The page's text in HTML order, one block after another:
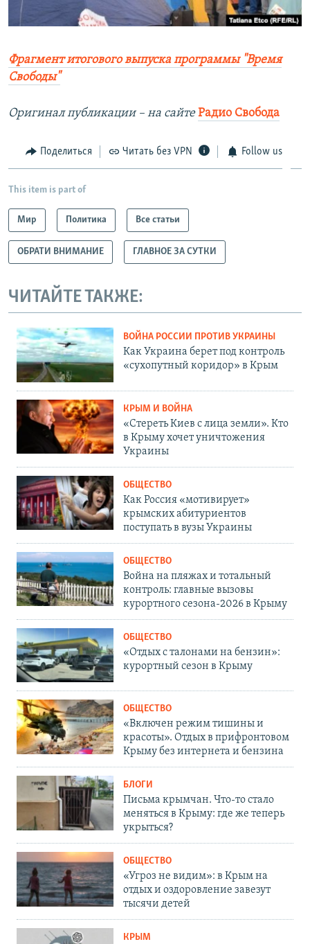
Фрагмент итогового выпуска программы "Время
Свободы"
Оригинал публикации –​ на сайте Радио Свобода
Поделиться Читать без VPN Follow us
This item is part of
Мир Политика Все статьи
ОБРАТИ ВНИМАНИЕ ГЛАВНОЕ ЗА СУТКИ
ЧИТАЙТЕ ТАКЖЕ:
ВОЙНА РОССИИ ПРОТИВ УКРАИНЫ
Как Украина берет под контроль
«сухопутный коридор» в Крым
КРЫМ И ВОЙНА
«Стереть Киев с лица земли». Кто
в Крыму хочет уничтожения
Украины
ОБЩЕСТВО
Как Россия «мотивирует»
крымских абитуриентов
поступать в вузы Украины
ОБЩЕСТВО
Война на пляжах и тотальный
контроль: главные вызовы
курортного сезона-2026 в Крыму
ОБЩЕСТВО
«Отдых с талонами на бензин»:
курортный сезон в Крыму
ОБЩЕСТВО
«Включен режим тишины и
красоты». Отдых в прифронтовом
Крыму без интернета и бензина
БЛОГИ
Письма крымчан. Что-то стало
меняться в Крыму: где же теперь
укрыться?
ОБЩЕСТВО
«Угроз не видим»: в Крым на
отдых и оздоровление завезут
тысячи детей
КРЫМ